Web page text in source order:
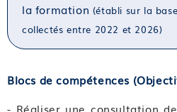
la formation (établi sur la
collectés entre 2022 et 2026)
Blocs de compétences
- Réaliser une consultation